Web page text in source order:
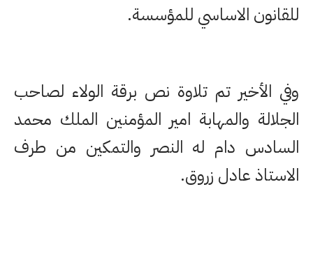
للقانون الاساسي للمؤسسة.
وفي الأخير تم تلاوة نص برقة الولاء لصاحب
الجلالة والمهابة امير المؤمنين الملك محمد
السادس دام له النصر والتمكين من طرف
الاستاذ عادل زروق.